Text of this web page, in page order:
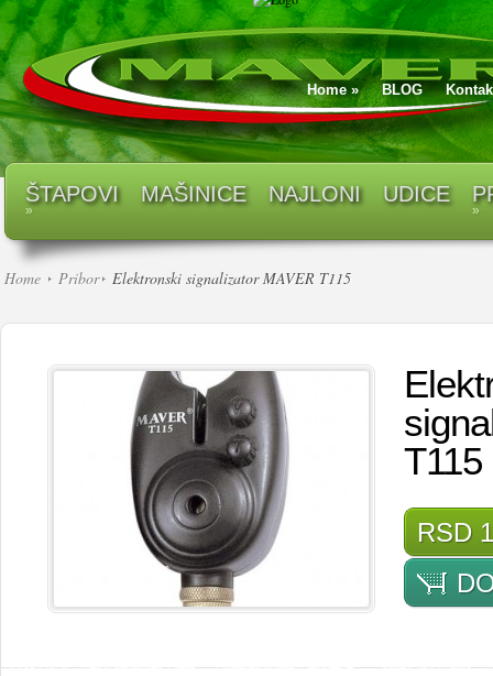
Home » BLOG
ŠTAPOVI
»
MAŠINICE NAJLONI UDICE
»
Home Pribor Elektronski signalizator MAVER T115
T115
RSD